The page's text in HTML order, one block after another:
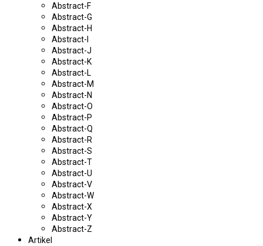
Abstract-F
Abstract-G
Abstract-H
Abstract-I
Abstract-J
Abstract-K
Abstract-L
Abstract-M
Abstract-N
Abstract-O
Abstract-P
Abstract-Q
Abstract-R
Abstract-S
Abstract-T
Abstract-U
Abstract-V
Abstract-W
Abstract-X
Abstract-Y
Abstract-Z
Artikel